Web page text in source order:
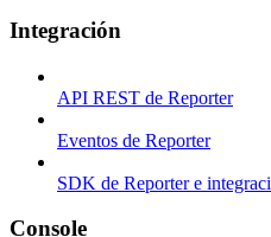
Integración
API REST de Reporter
Eventos de Reporter
SDK de Reporter e
Console